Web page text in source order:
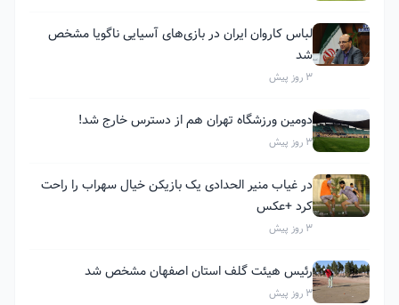
لباس کاروان ایران در بازی‌های آسیایی ناگویا مشخص
شد
3 روز پیش
دومین ورزشگاه تهران هم از دسترس خارج شد!
3 روز پیش
در غیاب منیر الحدادی یک بازیکن خیال سهراب را راحت
کرد +عکس
3 روز پیش
رئیس هیئت گلف استان اصفهان مشخص شد
3 روز پیش